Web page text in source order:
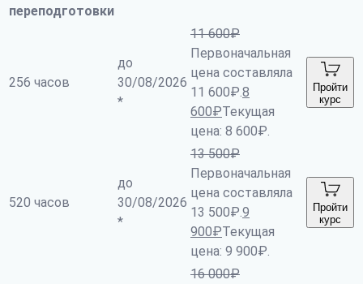
переподготовки
256 часов
до
30/08/2026
*
11 600₽
Первоначальная
цена составляла
11 600₽.8
600₽Текущая
цена: 8 600₽.
Пройти
курс
520 часов
до
30/08/2026
*
13 500₽
Первоначальная
цена составляла
13 500₽.9
900₽Текущая
цена: 9 900₽.
Пройти
курс
16 000₽